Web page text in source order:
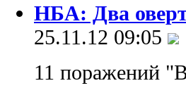
НБА: Два
25.11.12 09:05
11 поражений